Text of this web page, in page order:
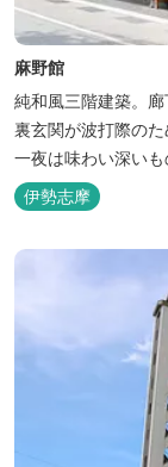
麻野館
純和風三階建築。
裏玄関が波打際の
一夜は味わい深いものがあります。 ※
リアンやプレデタ
リしますよ。
伊勢志摩